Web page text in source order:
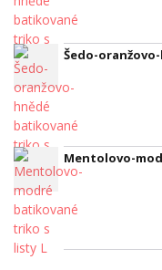
Šedo-
Mentolovo-